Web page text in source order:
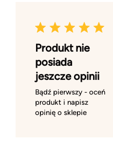
Produkt nie
posiada
jeszcze opinii
Bądź pierwszy - oceń
produkt i napisz
opinię o sklepie